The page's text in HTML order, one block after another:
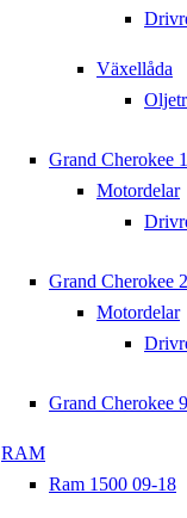
Växellåda
Grand Cherokee
Motordelar
Grand Cherokee
Motordelar
Grand Cherokee
RAM
Ram 1500 09-18